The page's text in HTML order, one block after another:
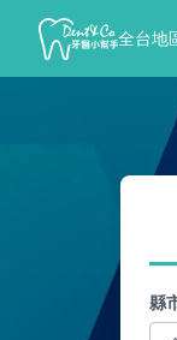
Dent&Co
全台地
縣